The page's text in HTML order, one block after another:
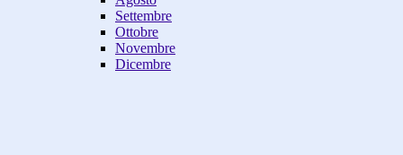
Settembre
Ottobre
Novembre
Dicembre